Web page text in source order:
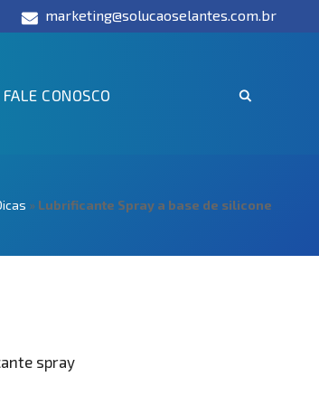
marketing@solucaoselantes.com.br
FALE CONOSCO
» Lubrificante Spray a base de silicone